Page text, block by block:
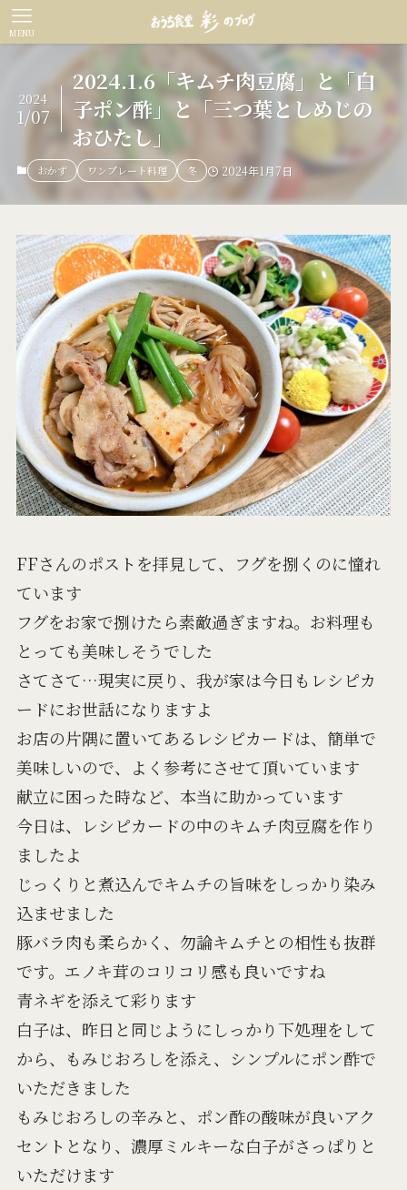
MENU
2024.1.6「キムチ肉豆腐」と「白
子ポン酢」と「三つ葉としめじの
おひたし」
2024
1/07
おかず ワンプレート料理 冬 2024年1月7日
FFさんのポストを拝見して、フグを捌くのに憧れ
ています
フグをお家で捌けたら素敵過ぎますね。お料理も
とっても美味しそうでした
さてさて…現実に戻り、我が家は今日もレシピカ
ードにお世話になりますよ
お店の片隅に置いてあるレシピカードは、簡単で
美味しいので、よく参考にさせて頂いています
献立に困った時など、本当に助かっています
今日は、レシピカードの中のキムチ肉豆腐を作り
ましたよ
じっくりと煮込んでキムチの旨味をしっかり染み
込ませました
豚バラ肉も柔らかく、勿論キムチとの相性も抜群
です。エノキ茸のコリコリ感も良いですね
青ネギを添えて彩ります
白子は、昨日と同じようにしっかり下処理をして
から、もみじおろしを添え、シンプルにポン酢で
いただきました
もみじおろしの辛みと、ポン酢の酸味が良いアク
セントとなり、濃厚ミルキーな白子がさっぱりと
いただけます